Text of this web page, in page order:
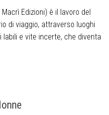
Edizioni) è il lavoro del
di viaggio, attraverso luoghi
e vite incerte, che diventa